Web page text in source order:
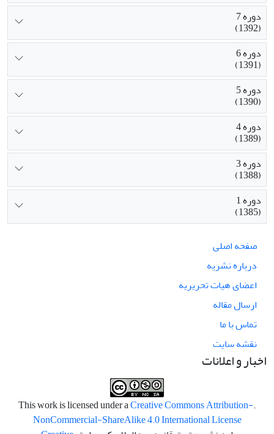
دوره 7
(1392)
دوره 6
(1391)
دوره 5
(1390)
دوره 4
(1389)
دوره 3
(1388)
دوره 1
(1385)
صفحه اصلی
درباره نشریه
اعضای هیات تحریریه
ارسال مقاله
تماس با ما
نقشه سایت
اخبار و اعلانات
.This work is licensed under a
Creative Commons Attribution-
NonCommercial-ShareAlike 4.0 International License